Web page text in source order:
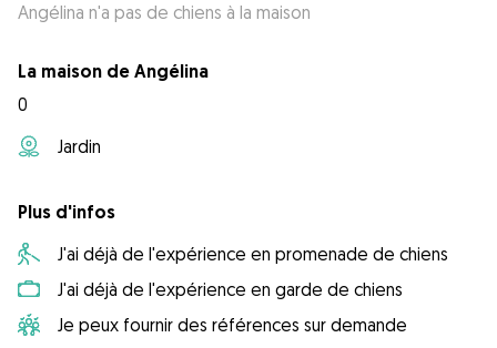
Angélina n'a pas de chiens à la maison
La maison de Angélina
0
Jardin
Plus d'infos
J'ai déjà de l'expérience en promenade de chiens
J'ai déjà de l'expérience en garde de chiens
Je peux fournir des références sur demande